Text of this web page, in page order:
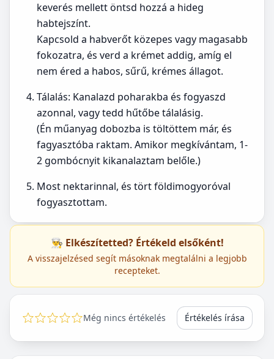
keverés mellett öntsd hozzá a hideg
habtejszínt.
Kapcsold a habverőt közepes vagy magasabb
fokozatra, és verd a krémet addig, amíg el
nem éred a habos, sűrű, krémes állagot.
Tálalás: Kanalazd poharakba és fogyaszd
azonnal, vagy tedd hűtőbe tálalásig.
(Én műanyag dobozba is töltöttem már, és
fagyasztóba raktam. Amikor megkívántam, 1-
2 gombócnyit kikanalaztam belőle.)
Most nektarinnal, és tört földimogyoróval
fogyasztottam.
👨‍🍳 Elkészítetted? Értékeld elsőként!
A visszajelzésed segít másoknak megtalálni a legjobb
recepteket.
Még nincs értékelés Értékelés írása